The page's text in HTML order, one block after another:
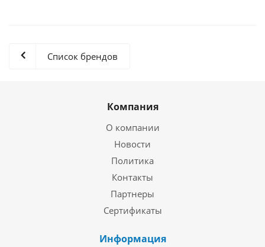
Список брендов
Компания
О компании
Новости
Политика
Контакты
Партнеры
Сертификаты
Информация